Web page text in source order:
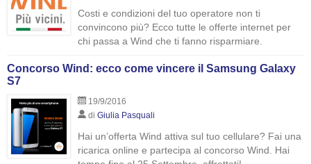
Costi e condizioni del tuo operatore non ti
convincono più? Ecco tutte le offerte internet per
chi passa a Wind che ti fanno risparmiare.
Concorso Wind: ecco come vincere il Samsung Galaxy
S7
19/9/2016
di Giulia Pasquali
Hai un’offerta Wind attiva sul tuo cellulare? Fai una
ricarica online e partecipa al concorso Wind. Hai